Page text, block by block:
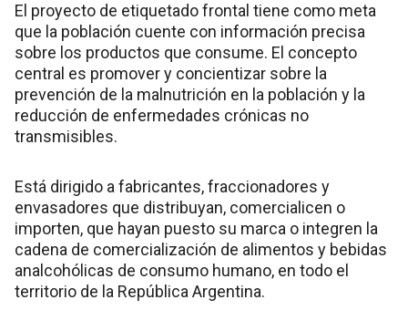
El proyecto de etiquetado frontal tiene como meta
que la población cuente con información precisa
sobre los productos que consume. El concepto
central es promover y concientizar sobre la
prevención de la malnutrición en la población y la
reducción de enfermedades crónicas no
transmisibles.
Está dirigido a fabricantes, fraccionadores y
envasadores que distribuyan, comercialicen o
importen, que hayan puesto su marca o integren la
cadena de comercialización de alimentos y bebidas
analcohólicas de consumo humano, en todo el
territorio de la República Argentina.